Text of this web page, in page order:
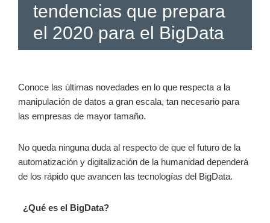
tendencias que prepara
el 2020 para el BigData
Conoce las últimas novedades en lo que respecta a la
manipulación de datos a gran escala, tan necesario para
las empresas de mayor tamaño.
No queda ninguna duda al respecto de que el futuro de la
automatización y digitalización de la humanidad dependerá
de los rápido que avancen las tecnologías del BigData.
¿Qué es el BigData?